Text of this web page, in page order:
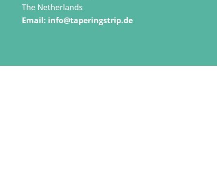
The Netherlands
Email: info@taperingstrip.de